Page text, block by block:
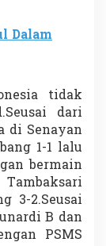
Dalam
tidak
dari
di Senayan
1-1 lalu
bermain
3-2.Seusai
B dan
PSMS